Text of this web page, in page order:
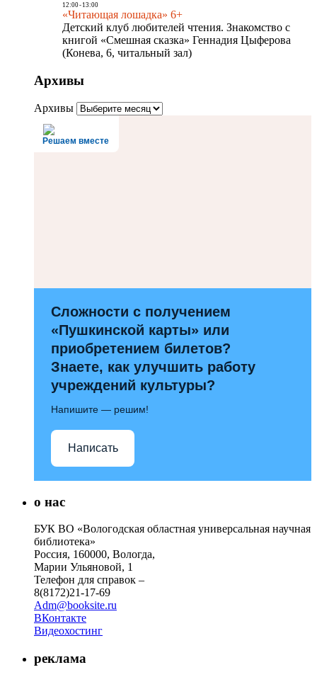
12:00- 13:00
«Читающая лошадка» 6+
Детский клуб любителей чтения. Знакомство с
книгой «Смешная сказка» Геннадия Цыферова
(Конева, 6, читальный зал)
Архивы
Архивы
Решаем вместе
Сложности с получением
«Пушкинской карты» или
приобретением билетов?
Знаете, как улучшить работу
учреждений культуры?
Напишите — решим!
Написать
о нас
БУК ВО «Вологодская областная универсальная научная
библиотека»
Россия, 160000, Вологда,
Марии Ульяновой, 1
Телефон для справок –
8(8172)21-17-69
Adm@booksite.ru
ВКонтакте
Видеохостинг
реклама